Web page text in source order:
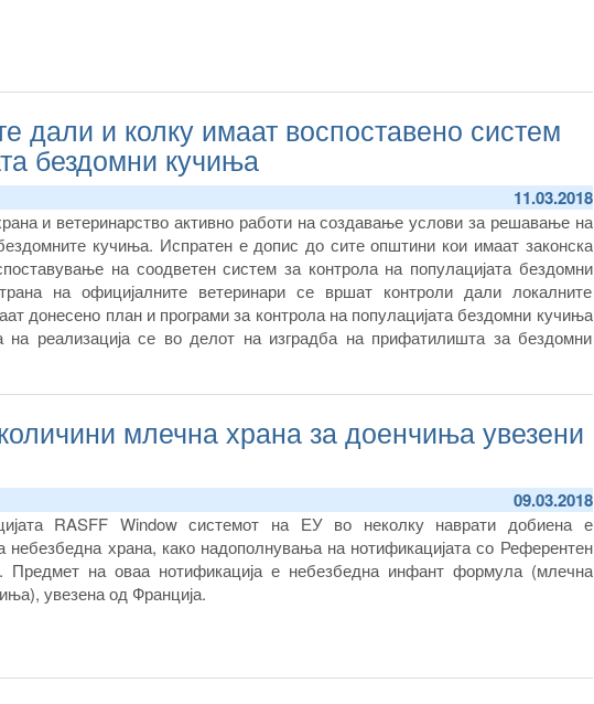
дали и колку имаат воспоставено систем
бездомни кучиња
11.03.2018
и ветеринарство активно работи на создавање услови за решавање на
кучиња. Испратен е допис до сите општини кои имаат законска
на соодветен систем за контрола на популацијата бездомни
на официјалните ветеринари се вршат контроли дали локалните
донесено план и програми за контрола на популацијата бездомни кучиња
на реализација се во делот на изградба на прифатилишта за бездомни
млечна храна за доенчиња увезени
09.03.2018
RASFF Window системот на ЕУ во неколку наврати добиена е
небезбедна храна, како надополнувања на нотификацијата со Референтен
Предмет на оваа нотификација е небезбедна инфант формула (млечна
увезена од Франција.